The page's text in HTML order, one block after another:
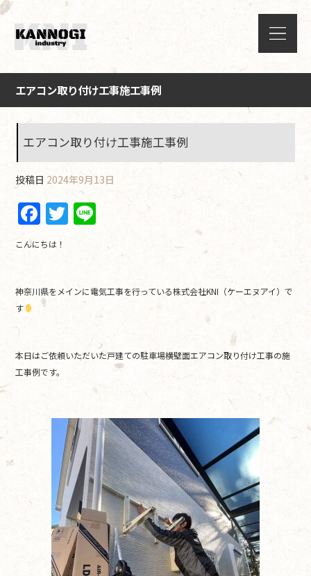
エアコン取り付け工事施工事例
エアコン取り付け工事施工事例
投稿日 2024年9月13日
F
a
c
e
b
o
k
T
w
er
e
こんにちは！
神奈川県をメインに電気工事を行っている株式会社KNI（ケーエヌアイ）で
す
本日はご依頼いただいた戸建ての駐車場横壁面エアコン取り付け工事の施
工事例です。